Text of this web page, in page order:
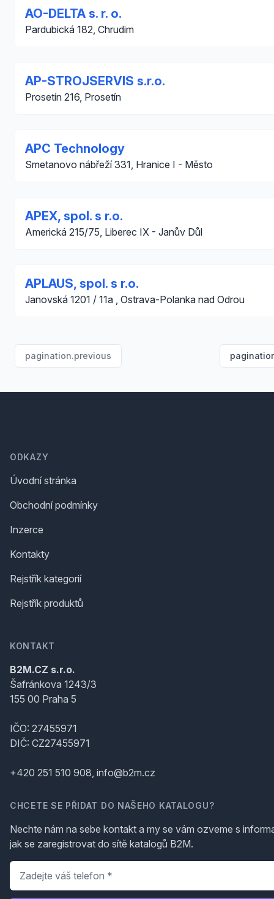
AO-DELTA s. r. o.
Pardubická 182, Chrudim
AP-STROJSERVIS s.r.o.
Prosetín 216, Prosetín
APC Technology
Smetanovo nábřeží 331, Hranice I - Město
APEX, spol. s r.o.
Americká 215/75, Liberec IX - Janův Důl
APLAUS, spol. s r.o.
Janovská 1201 / 11a , Ostrava-Polanka nad Odrou
pagination.previous
ODKAZY
Úvodní stránka
Obchodní podmínky
Inzerce
Kontakty
Rejstřík kategorií
Rejstřík produktů
KONTAKT
B2M.CZ s.r.o.
Šafránkova 1243/3
155 00 Praha 5
IČO: 27455971
DIČ: CZ27455971
+420 251 510 908, info@b2m.cz
CHCETE SE PŘIDAT DO NAŠEHO KATALOGU?
Nechte nám na sebe kontakt a my se vám ozveme s
jak se zaregistrovat do sítě katalogů B2M.
Telefon